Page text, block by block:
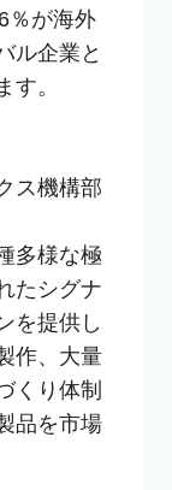
％が海外
ル企業と
す。
ス機構部
多様な極
たシグナ
を提供し
作、大量
くり体制
品を市場